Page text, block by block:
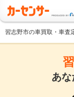
習志野市の車買取・車査
あな